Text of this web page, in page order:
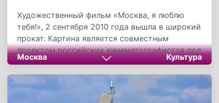
Художественный фильм «Москва, я люблю
тебя!», 2 сентября 2010 года вышла в широкий
прокат. Картина является совместным
проектом российских кинематографистов под
общим руководством Егора Кончаловского и
состоит из двадцати не связанных между
собой пятиминутных киноновелл,
поставленных разными режиссерами. По
Москва Культура